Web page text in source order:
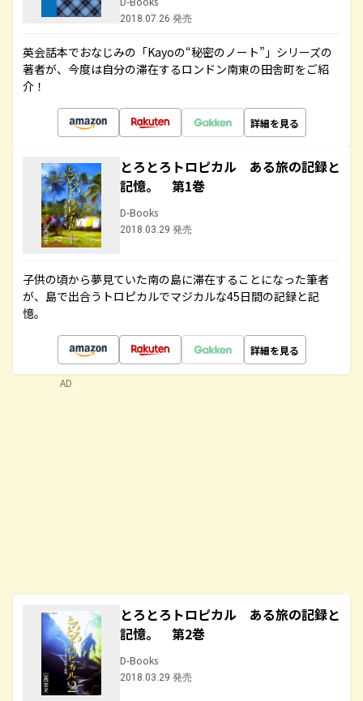
2018.07.26 発売
英会話本でおなじみの「Kayoの“秘密のノート”」シリーズの
著者が、今度は自分の滞在するロンドン南東の田舎町をご紹
介！
詳細を見る
とろとろトロピカル ある旅の記録と
記憶。 第1巻
D-Books
2018.03.29 発売
子供の頃から夢見ていた南の島に滞在することになった筆者
が、島で出合うトロピカルでマジカルな45日間の記録と記
憶。
詳細を見る
とろとろトロピカル ある旅の記録と
記憶。 第2巻
D-Books
2018.03.29 発売
AD